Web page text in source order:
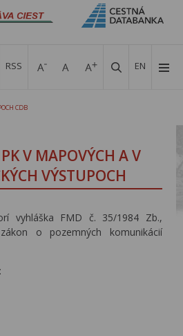
EN
RSS
CDB
V MAPOVÝCH A V
VÝSTUPOCH
vyhláška FMD č. 35/1984 Zb.,
o pozemných komunikácií